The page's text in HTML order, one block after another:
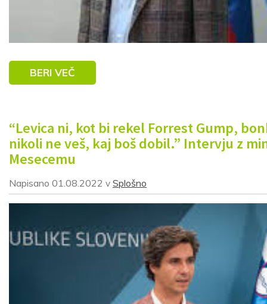
BERI VEČ
“Levica ni, kot bi rekel Forrest Gump,
nikoli ne veš, kaj boš dobil.” Intervju z
Mesecemu
Napisano 01.08.2022 v Splošno